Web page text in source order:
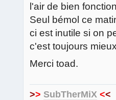
l'air de bien
Seul bémol ce
ci est inutile si on
c'est toujours
Merci toad.
>> SubTherMiX <<